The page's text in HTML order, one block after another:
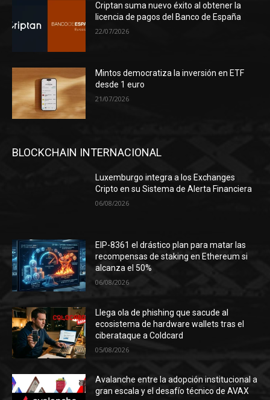
Criptan suma nuevo éxito al obtener la
licencia de pagos del Banco de España
22/07/2026
Mintos democratiza la inversión en ETF
desde 1 euro
21/07/2026
BLOCKCHAIN INTERNACIONAL
Luxemburgo integra a los Exchanges
Cripto en su Sistema de Alerta Financiera
06/08/2026
EIP-8361 el drástico plan para matar las
recompensas de staking en Ethereum si
alcanza el 50%
06/08/2026
Llega ola de phishing que sacude al
ecosistema de hardware wallets tras el
ciberataque a Coldcard
05/08/2026
Avalanche entre la adopción institucional a
gran escala y el desafío técnico de AVAX